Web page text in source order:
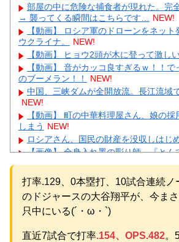
部屋の中に危険な捕食者が現れた。完
→ 襲ってくる瞬間はこちらです… NEW!
【動画】 ロシア軍のドローンをネッ
ウクライナ。
NEW!
【動画】 ヒョウ2頭が木に登って激し
【動画】 音がカッコ良すぎるｗ！！で
のブーメラン！！
NEW!
中国、三峡ダムが全開放流。長江流域
NEW!
【動画】 町の中華料理屋さん、娘の
しまう NEW!
ロシアさん、国民の財産を没収しはじ
【画像】 全身入れ墨の彫り師、『とん
いて30万再生されてしまうｗｗｗｗｗｗ
【悲報】 明日、飛田給とかいう謎の場
あるんや????・・・・・・・・・ NEW!
【物議】ひろゆき氏に嫁ブチギレ離婚
にガル民騒然ｗｗｗ NEW!
ガル民「自業自得」大合唱ｗｗｗ
打率.129、0本塁打、10試合連続
のドジャースの大谷翔平が、今ま
只中にいる(´・ω・`)
直近7試合で打率.154、OPS.482。